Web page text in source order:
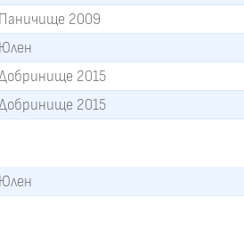
Паничище 2009
Юлен
Добринище 2015
Добринище 2015
Юлен